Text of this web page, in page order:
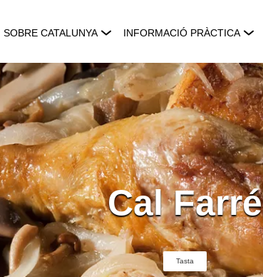
SOBRE CATALUNYA INFORMACIÓ PRÀCTICA
Cal Farré
Tasta